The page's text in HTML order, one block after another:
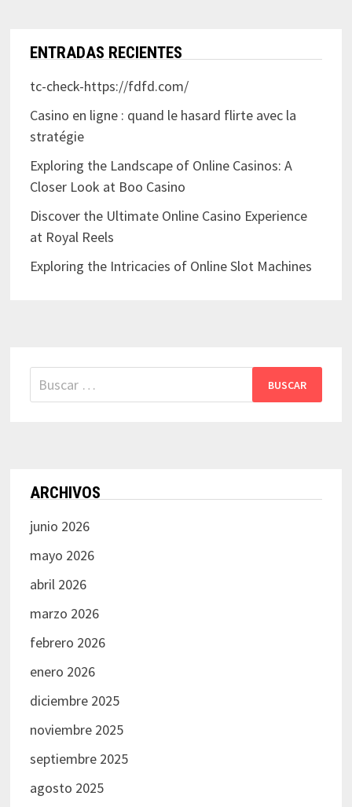
ENTRADAS RECIENTES
tc-check-https://fdfd.com/
Casino en ligne : quand le hasard flirte avec la
stratégie
Exploring the Landscape of Online Casinos: A
Closer Look at Boo Casino
Discover the Ultimate Online Casino Experience
at Royal Reels
Exploring the Intricacies of Online Slot Machines
Buscar:
ARCHIVOS
junio 2026
mayo 2026
abril 2026
marzo 2026
febrero 2026
enero 2026
diciembre 2025
noviembre 2025
septiembre 2025
agosto 2025